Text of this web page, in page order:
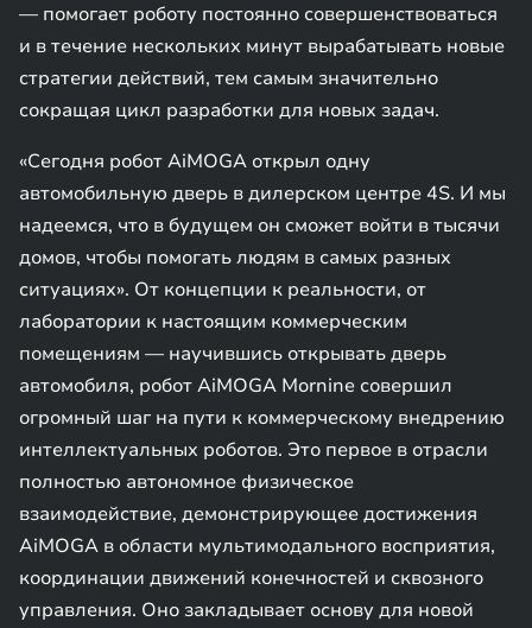
— помогает роботу постоянно совершенствоваться
и в течение нескольких минут вырабатывать новые
стратегии действий, тем самым значительно
сокращая цикл разработки для новых задач.
«Сегодня робот AiMOGA открыл одну
автомобильную дверь в дилерском центре 4S. И мы
надеемся, что в будущем он сможет войти в тысячи
домов, чтобы помогать людям в самых разных
ситуациях». От концепции к реальности, от
лаборатории к настоящим коммерческим
помещениям — научившись открывать дверь
автомобиля, робот AiMOGA Mornine совершил
огромный шаг на пути к коммерческому внедрению
интеллектуальных роботов. Это первое в отрасли
полностью автономное физическое
взаимодействие, демонстрирующее достижения
AiMOGA в области мультимодального восприятия,
координации движений конечностей и сквозного
управления. Оно закладывает основу для новой